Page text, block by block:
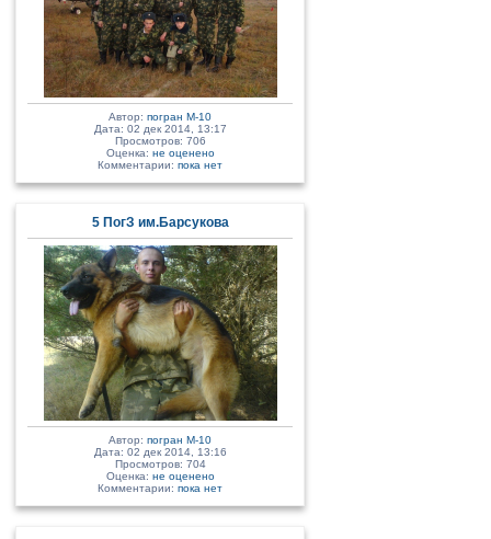
Автор: погран М-10
Дата: 02 дек 2014, 13:17
Просмотров: 706
Оценка: не оценено
Комментарии: пока нет
5 ПогЗ им.Барсукова
Автор: погран М-10
Дата: 02 дек 2014, 13:16
Просмотров: 704
Оценка: не оценено
Комментарии: пока нет